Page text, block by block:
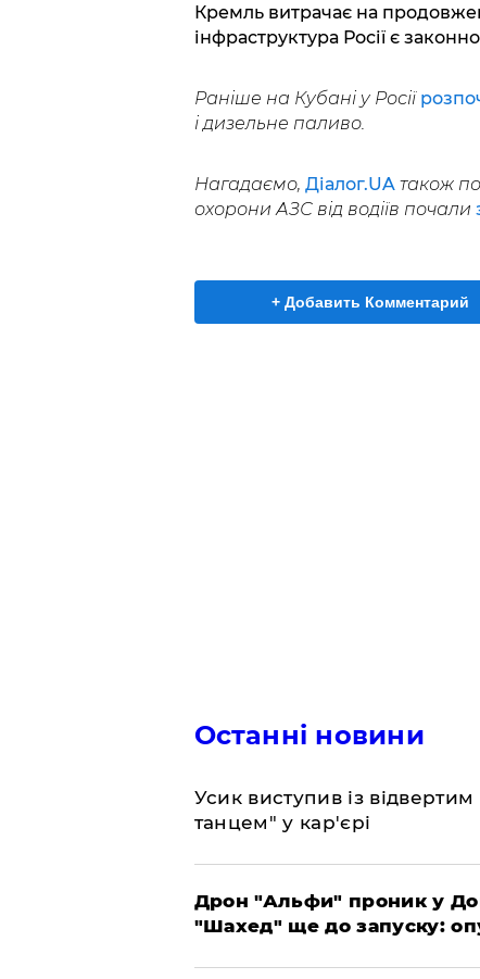
Кремль витрачає на
інфраструктура Росії є
Раніше на Кубані у Росії
і дизельне паливо.
Нагадаємо, Діалог.UAтакож
охорони АЗС від водіїв почали
+ Добавить Комментарий
Останні новини
​Усик виступив із
танцем" у кар'єрі
​Дрон "Альфи" проник у
"Шахед" ще до запуску: